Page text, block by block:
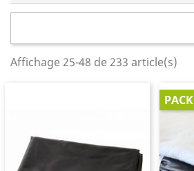
Affichage 25-48 de 233 article(s)
PACK